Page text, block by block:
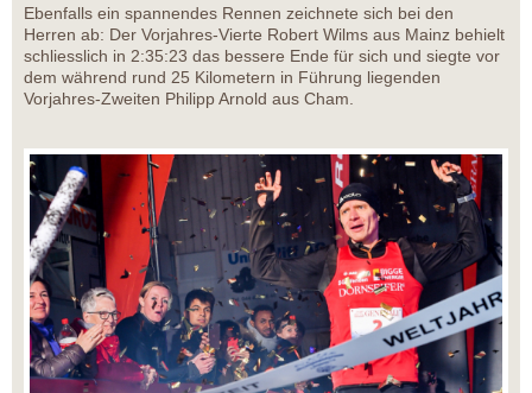
Ebenfalls ein spannendes Rennen zeichnete sich bei den
Herren ab: Der Vorjahres-Vierte Robert Wilms aus Mainz behielt
schliesslich in 2:35:23 das bessere Ende für sich und siegte vor
dem während rund 25 Kilometern in Führung liegenden
Vorjahres-Zweiten Philipp Arnold aus Cham.